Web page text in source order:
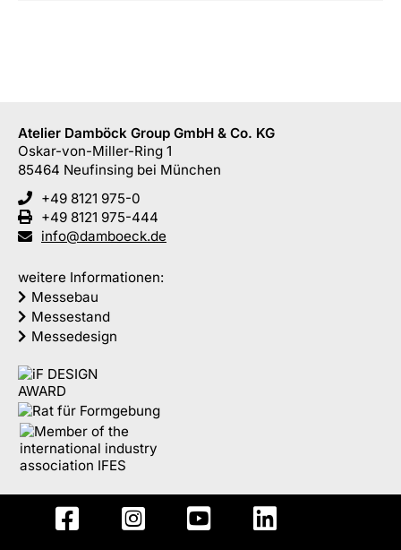
Atelier Damböck Group GmbH & Co. KG
Oskar-von-Miller-Ring 1
85464 Neufinsing bei München
+49 8121 975-0
+49 8121 975-444
info@damboeck.de
weitere Informationen:
Messebau
Messestand
Messedesign